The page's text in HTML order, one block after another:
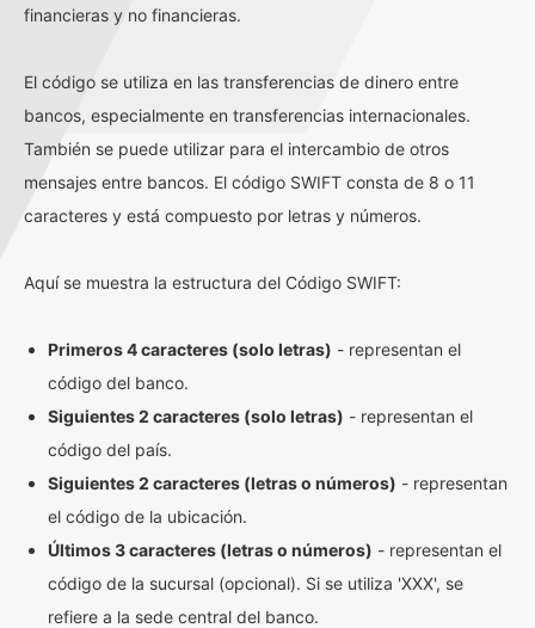
financieras y no financieras.
El código se utiliza en las transferencias de dinero entre
bancos, especialmente en transferencias internacionales.
También se puede utilizar para el intercambio de otros
mensajes entre bancos. El código SWIFT consta de 8 o 11
caracteres y está compuesto por letras y números.
Aquí se muestra la estructura del Código SWIFT:
Primeros 4 caracteres (solo letras) - representan el
código del banco.
Siguientes 2 caracteres (solo letras) - representan el
código del país.
Siguientes 2 caracteres (letras o números) - representan
el código de la ubicación.
Últimos 3 caracteres (letras o números) - representan el
código de la sucursal (opcional). Si se utiliza 'XXX', se
refiere a la sede central del banco.